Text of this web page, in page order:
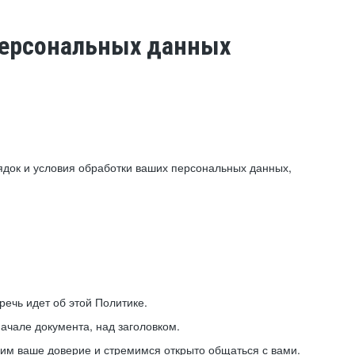
данных
и условия обработки ваших персональных данных,
идет об этой Политике.
документа, над заголовком.
ваше доверие и стремимся открыто общаться с вами.